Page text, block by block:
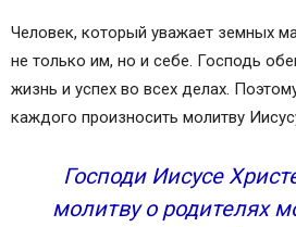
Человек, который уважает земных
не только им, но и себе. Господь
жизнь и успех во всех делах.
каждого произносить молитву
Господи Иисусе
молитву о родителях